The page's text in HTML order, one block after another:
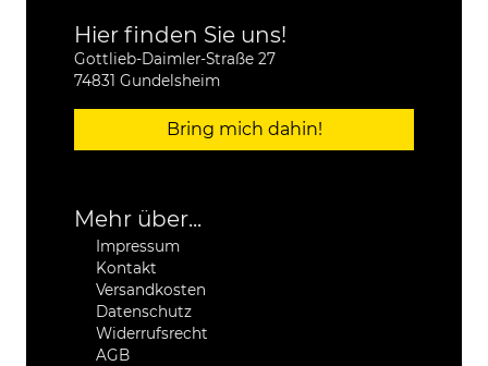
Hier finden Sie uns!
Gottlieb-Daimler-Straße 27
74831 Gundelsheim
Bring mich dahin!
Mehr über...
Impressum
Kontakt
Versandkosten
Datenschutz
Widerrufsrecht
AGB